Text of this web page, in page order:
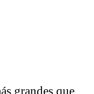
grandes que